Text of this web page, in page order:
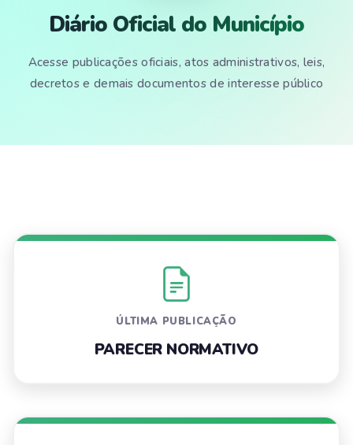
Diário Oficial do Município
Acesse publicações oficiais, atos administrativos, leis,
decretos e demais documentos de interesse público
ÚLTIMA PUBLICAÇÃO
PARECER NORMATIVO